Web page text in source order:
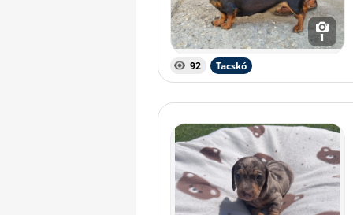
1
92 Tacskó